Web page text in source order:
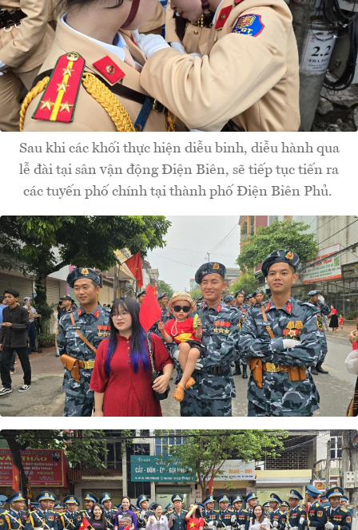
Sau khi các khối thực hiện diễu binh, diễu hành qua
lễ đài tại sân vận động Điện Biên, sẽ tiếp tục tiến ra
các tuyến phố chính tại thành phố Điện Biên Phủ.